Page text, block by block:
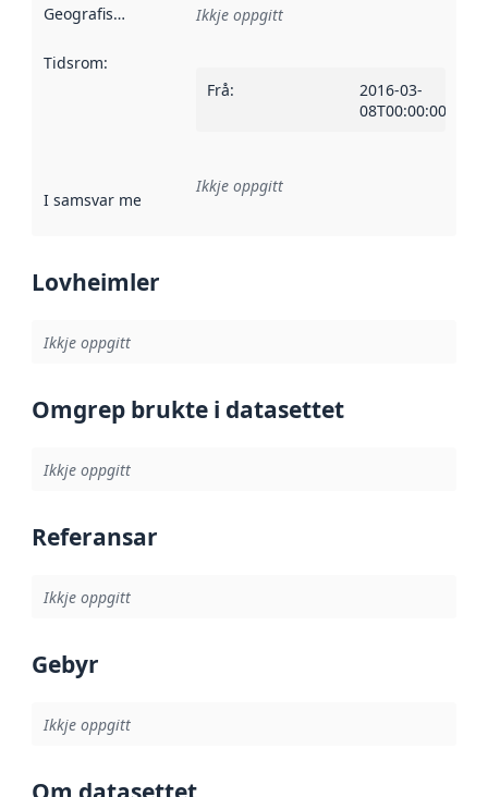
Geografisk område Ikkje oppgitt
Tidsrom:
Frå:
2016-03-
08T00:00:00Z
I samsvar med Referanse til ei implementeringsregel eller
Ikkje oppgitt
Lovheimler
Ikkje oppgitt
Omgrep brukte i datasettet
Ikkje oppgitt
Referansar
Ikkje oppgitt
Gebyr
Ikkje oppgitt